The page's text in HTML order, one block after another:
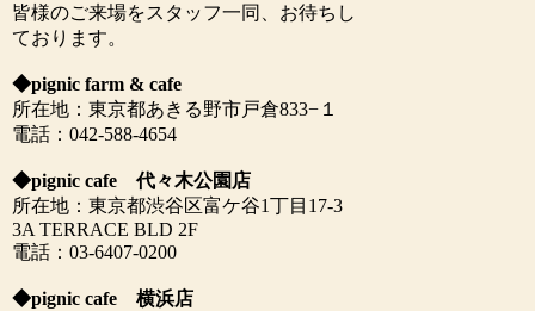
皆様のご来場をスタッフ一同、お待ちし
ております。
◆pignic farm & cafe
所在地：東京都あきる野市戸倉833−１
電話：042-588-4654
◆pignic cafe 代々木公園店
所在地：東京都渋谷区富ケ谷1丁目17-3
3A TERRACE BLD 2F
電話：03-6407-0200
◆pignic cafe 横浜店